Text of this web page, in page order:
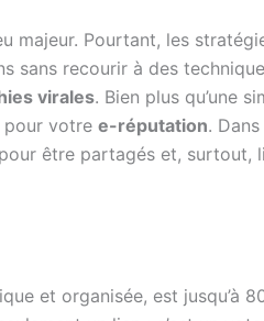
majeur. Pourtant, les
sans recourir à des
virales. Bien plus qu’une
pour votre e-réputation.
être partagés et, surtout,
et organisée, est jusqu’à